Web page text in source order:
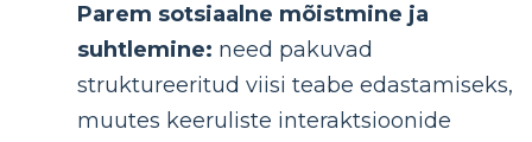
Parem sotsiaalne mõistmine ja
suhtlemine: need pakuvad
struktureeritud viisi teabe edastamiseks,
muutes keeruliste interaktsioonide